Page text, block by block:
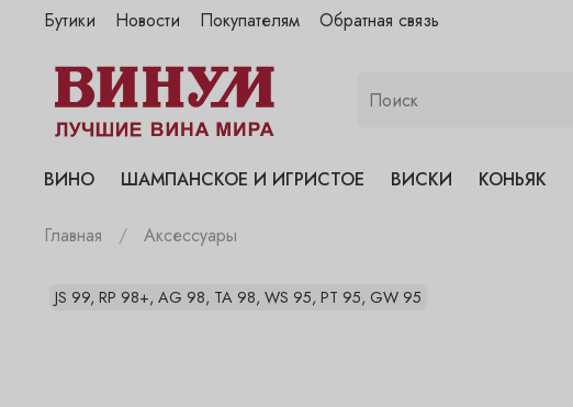
Бутики
"Винум" на Полянке
"Винум" на Гранатном
"Винум" на Сухаревском
"Винум" на Садовнической
Новости Покупателям Обратная связь
ВИНО ШАМПАНСКОЕ И ИГРИСТОЕ ВИСКИ КОНЬЯК
Главная Аксессуары
JS 99, RP 98+, AG 98, TA 98, WS 95, PT 95, GW 95